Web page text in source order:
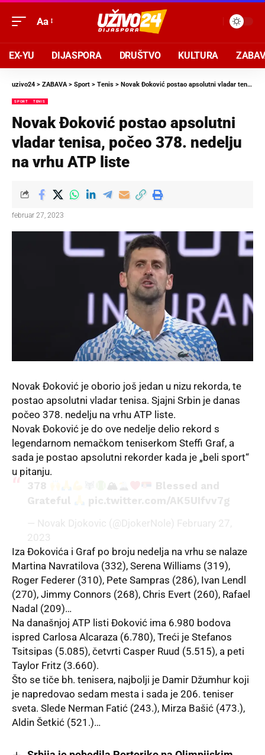
Aa
EX-YU DIJASPORA DRUŠTVO KULTURA
uzivo24 > ZABAVA> Sport > Tenis > Novak Đoković postao apsolutni vladar tenisa, počeo 378. nedelju na vrhu ATP liste
SPORT TENIS
Novak Đoković postao apsolutni
vladar tenisa, počeo 378. nedelju
na vrhu ATP liste
februar 27, 2023
Novak Đoković je oborio još jedan u nizu rekorda, te
postao apsolutni vladar tenisa. Sjajni Srbin je danas
počeo 378. nedelju na vrhu ATP liste.
Novak Đoković je do ove nedelje delio rekord s
legendarnom nemačkom teniserkom Steffi Graf, a
sada je postao apsolutni rekorder kada je „beli sport“
u pitanju.
378
🏔
Blessed and
Grateful
pic.twitter.com/AK5UIfvv7g
— Novak Djokovic (@DjokerNole) February 27,
2023
Iza Đokovića i Graf po broju nedelja na vrhu se nalaze
Martina Navratilova (332), Serena Williams (319),
Roger Federer (310), Pete Sampras (286), Ivan Lendl
(270), Jimmy Connors (268), Chris Evert (260), Rafael
Nadal (209)…
Na današnjoj ATP listi Đoković ima 6.980 bodova
ispred Carlosa Alcaraza (6.780), Treći je Stefanos
Tsitsipas (5.085), četvrti Casper Ruud (5.515), a peti
Taylor Fritz (3.660).
Što se tiče bh. tenisera, najbolji je Damir Džumhur koji
je napredovao sedam mesta i sada je 206. teniser
sveta. Slede Nerman Fatić (243.), Mirza Bašić (473.),
Aldin Šetkić (521.)…